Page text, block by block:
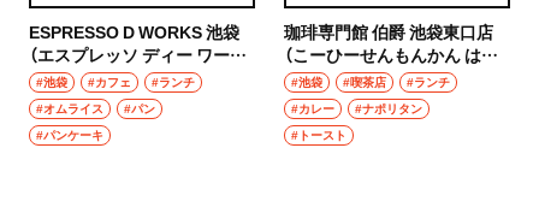
ESPRESSO D WORKS 池袋
（エスプレッソ ディー ワーク
ス いけぶくろ）
#池袋 #カフェ
#ランチ
#オムライス
#パン
#パンケーキ
珈琲専門館 伯爵 池袋東口店
（こーひーせんもんかん はく
しゃく いけぶくろひがしぐち
てん）
#池袋 #喫茶店
#ランチ
#カレー
#ナポリタン
#トースト